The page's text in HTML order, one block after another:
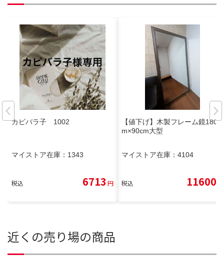
カピバラ子 1002
マイストア在庫： 1343
税込 6713 円
【値下げ】木製フレーム鏡180c
m×90cm大型
マイストア在庫： 4104
税込 11600
近くの売り場の商品